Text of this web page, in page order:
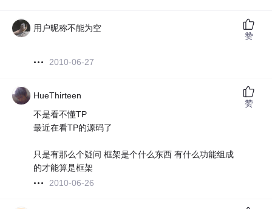
用户昵称不能为空
2010-06-27
赞
HueThirteen
不是看不懂TP
最近在看TP的源码了
只是有那么个疑问 框架是个什么东西 有什么功能组成
的才能算是框架
2010-06-26
赞